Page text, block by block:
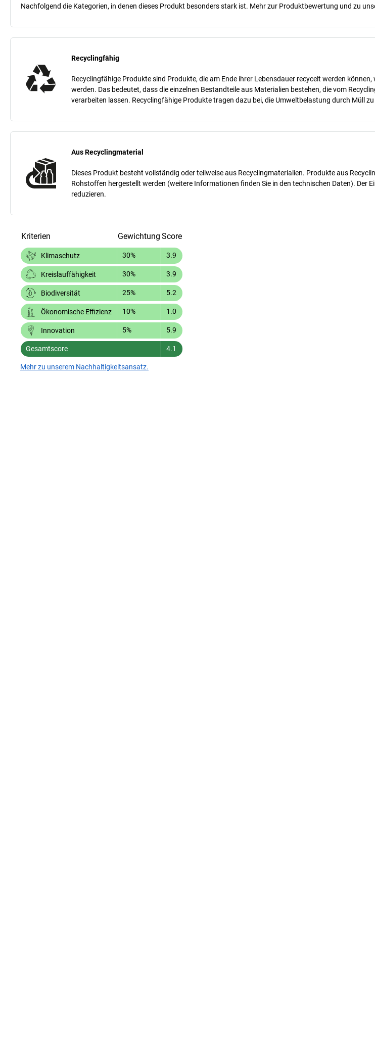
Nachfolgend die Kategorien, in denen dieses Produkt besonders stark ist. Mehr zur Produktbewertung und zu
Recyclingfähig
Recyclingfähige Produkte sind Produkte, die am Ende ihrer Lebensdauer recycelt werden
werden. Das bedeutet, dass die einzelnen Bestandteile aus Materialien bestehen, die vom
verarbeiten lassen. Recyclingfähige Produkte tragen dazu bei, die Umweltbelastung durch Müll
Aus Recyclingmaterial
Dieses Produkt besteht vollständig oder teilweise aus Recyclingmaterialien. Produkte aus
Rohstoffen hergestellt werden (weitere Informationen finden Sie in den technischen Daten). Der
reduzieren.
Kriterien Gewichtung Score
Klimaschutz 30% 3.9
Kreislauffähigkeit 30% 3.9
Biodiversität 25% 5.2
Ökonomische Effizienz 10% 1.0
Innovation 5% 5.9
Gesamtscore 4.1
Mehr zu unserem Nachhaltigkeitsansatz.